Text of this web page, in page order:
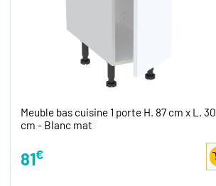
Meuble bas cuisine 1 porte H. 87 cm x L. 30
cm - Blanc mat
81€